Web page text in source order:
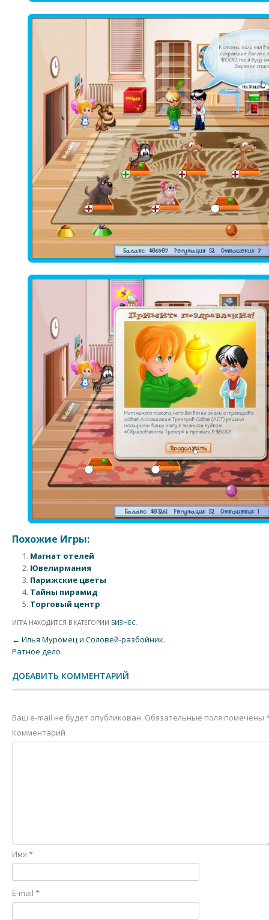
Похожие Игры:
Магнат отелей
Ювелирмания
Парижские цветы
Тайны пирамид
Торговый центр
ИГРА НАХОДИТСЯ В КАТЕГОРИИ БИЗНЕС.
Post navigation
← Илья Муромец и Соловей-разбойник.
Ратное дело
ДОБАВИТЬ КОММЕНТАРИЙ
Ваш e-mail не будет опубликован. Обязательные поля помечены
Комментарий
Имя *
E-mail *